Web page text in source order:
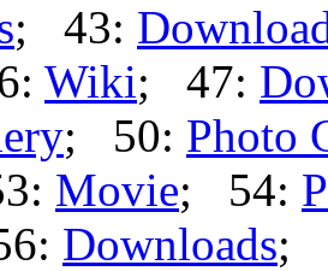
; 43:
Wiki; 47:
; 50: Photo
Movie; 54:
Downloads;